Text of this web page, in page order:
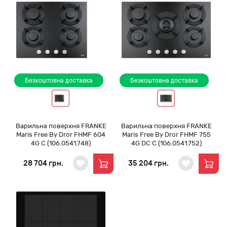
Безкоштовна доставка
Варильна поверхня FRANKE
Maris Free By Dror FHMF 604
4G C (106.0541.748)
28 704 грн.
Безкоштовна доставка
Варильна поверхня FRANKE
Maris Free By Dror FHMF 755
4G DC C (106.0541.752)
35 204 грн.